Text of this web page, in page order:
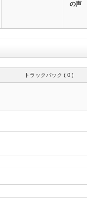
の声
トラックバック ( 0 )